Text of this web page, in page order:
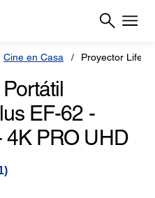
Cine en Casa Proyector
EF-62 -
4K PRO UHD